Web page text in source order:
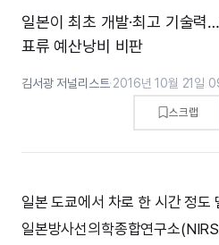
일본이 최초 개발·최고 기술력
표류 예산낭비 비판
김서광 저널리스트·2016년 10월 21일
스크랩
일본 도쿄에서 차로 한 시간 정도
일본방사선의학종합연구소